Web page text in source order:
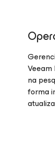
na
forma